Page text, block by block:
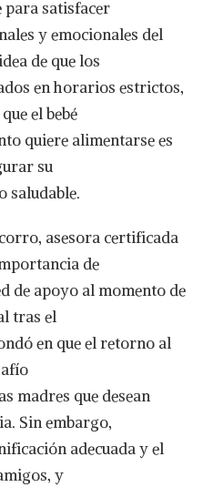
para satisfacer
y emocionales del
de que los
en horarios estrictos,
el bebé
quiere alimentarse es
su
saludable.
asesora certificada
de
de apoyo al momento de
tras el
en que el retorno al
madres que desean
Sin embargo,
adecuada y el
y